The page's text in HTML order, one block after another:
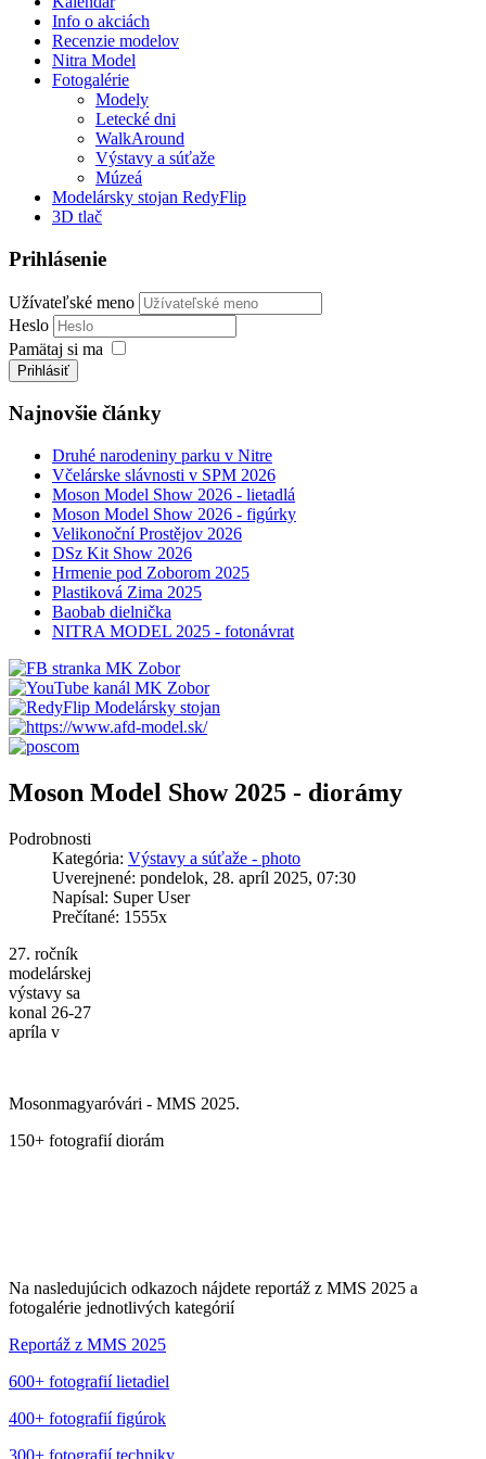
Info o akciách
Recenzie modelov
Nitra Model
Fotogalérie
Modely
Letecké dni
WalkAround
Výstavy a súťaže
Múzeá
Modelársky stojan RedyFlip
3D tlač
Prihlásenie
Užívateľské meno
Heslo
Pamätaj si ma
Prihlásiť
Najnovšie články
Druhé narodeniny parku v Nitre
Včelárske slávnosti v SPM 2026
Moson Model Show 2026 - lietadlá
Moson Model Show 2026 - figúrky
Velikonoční Prostějov 2026
DSz Kit Show 2026
Hrmenie pod Zoborom 2025
Plastiková Zima 2025
Baobab dielnička
NITRA MODEL 2025 - fotonávrat
Moson Model Show 2025 - diorámy
Podrobnosti
Kategória: Výstavy a súťaže - photo
Uverejnené: pondelok, 28. apríl 2025, 07:30
Napísal: Super User
Prečítané: 1555x
27. ročník
modelárskej
výstavy sa
konal 26-27
apríla v
Mosonmagyaróvári - MMS 2025.
150+ fotografií diorám
Na nasledujúcich odkazoch nájdete reportáž z MMS 2025 a
fotogalérie jednotlivých kategórií
Reportáž z MMS 2025
600+ fotografií lietadiel
400+ fotografií figúrok
300+ fotografií techniky